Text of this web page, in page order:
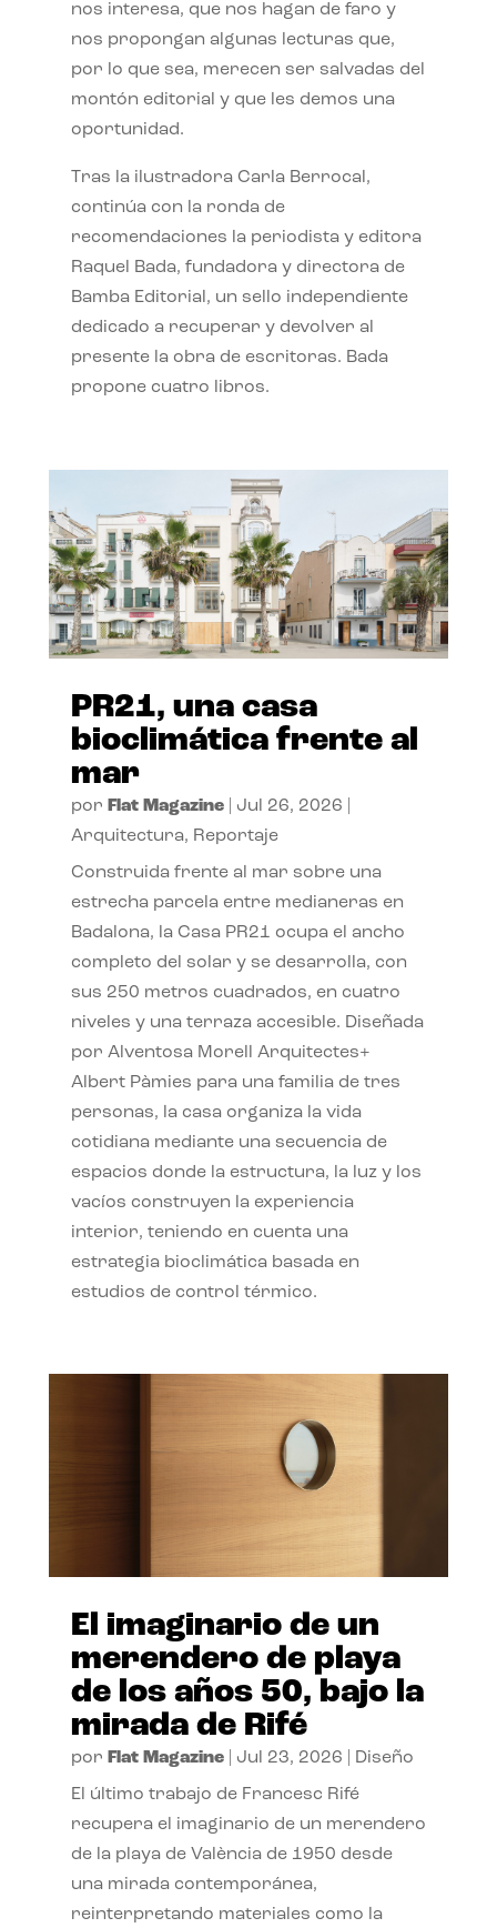
nos interesa, que nos hagan de faro y
nos propongan algunas lecturas que,
por lo que sea, merecen ser salvadas del
montón editorial y que les demos una
oportunidad.
Tras la ilustradora Carla Berrocal,
continúa con la ronda de
recomendaciones la periodista y editora
Raquel Bada, fundadora y directora de
Bamba Editorial, un sello independiente
dedicado a recuperar y devolver al
presente la obra de escritoras. Bada
propone cuatro libros.
PR21, una casa
bioclimática frente al
mar
por Flat Magazine| Jul 26, 2026
Arquitectura, Reportaje
Construida frente al mar sobre una
estrecha parcela entre medianeras en
Badalona, la Casa PR21 ocupa el ancho
completo del solar y se desarrolla, con
sus 250 metros cuadrados, en cuatro
niveles y una terraza accesible. Diseñada
por Alventosa Morell Arquitectes+
Albert Pàmies para una familia de tres
personas, la casa organiza la vida
cotidiana mediante una secuencia de
espacios donde la estructura, la luz y los
vacíos construyen la experiencia
interior, teniendo en cuenta una
estrategia bioclimática basada en
estudios de control térmico.
El imaginario de un
merendero de playa
de los años 50, bajo la
mirada de Rifé
por Flat Magazine| Jul 23, 2026 Diseño
El último trabajo de Francesc Rifé
recupera el imaginario de un merendero
de la playa de València de 1950 desde
una mirada contemporánea,
reinterpretando materiales como la